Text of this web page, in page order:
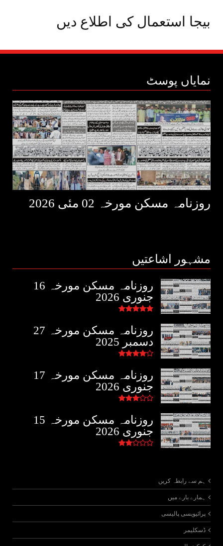
بیجا استعمال کی اطلاع دیں
نمایاں پوسٹ
روزنامہ مسکن مورخہ 02 مئی 2026
مشہور اشاعتیں
روزنامہ مسکن مورخہ 16
جنوری 2026
روزنامہ مسکن مورخہ 27
دسمبر 2025
روزنامہ مسکن مورخہ 17
جنوری 2026
روزنامہ مسکن مورخہ 15
جنوری 2026
ہم سے رابطہ کریں
ہمارے بارے میں
پرائیویسی پالیسی
ڈسکلیمر